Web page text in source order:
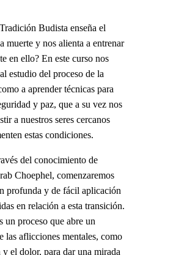
Budista enseña el
muerte y nos alienta a entrenar
en ello? En este curso nos
estudio del proceso de la
a aprender técnicas para
y paz, que a su vez nos
a nuestros seres cercanos
estas condiciones.
del conocimiento de
Choephel, comenzaremos
profunda y de fácil aplicación
en relación a esta transición.
un proceso que abre un
las aflicciones mentales, como
el dolor, para dar una mirada